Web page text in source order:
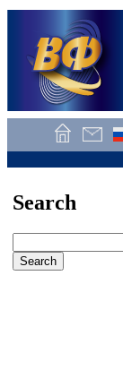
Search